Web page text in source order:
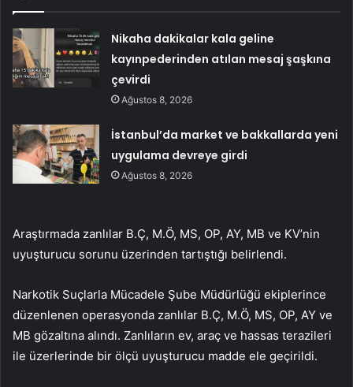
Nikaha dakikalar kala geline
kayınpederinden atılan mesaj şaşkına
çevirdi
Ağustos 8, 2026
İstanbul’da market ve bakkallarda yeni
uygulama devreye girdi
Ağustos 8, 2026
Araştırmada zanlılar B.Ç, M.Ö, MS, OP, AY, MB ve KV’nin
uyuşturucu sorunu üzerinden tartıştığı belirlendi.
Narkotik Suçlarla Mücadele Şube Müdürlüğü ekiplerince
düzenlenen operasyonda zanlılar B.Ç, M.Ö, MS, OP, AY ve
MB gözaltına alındı. Zanlıların ev, araç ve hassas terazileri
ile üzerlerinde bir ölçü uyuşturucu madde ele geçirildi.